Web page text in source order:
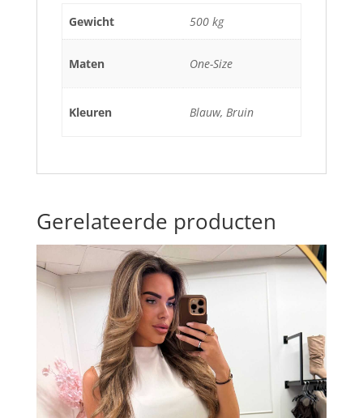
Gewicht 500 kg
Maten One-Size
Kleuren Blauw, Bruin
Gerelateerde producten